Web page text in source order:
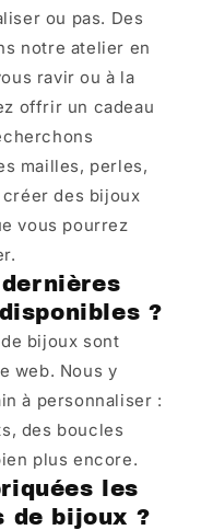
ou pas. Des
notre atelier en
ravir ou à la
offrir un cadeau
mailles, perles,
des bijoux
vous pourrez
?
bijoux sont
web. Nous y
à personnaliser :
des boucles
plus encore.
les
de bijoux ?